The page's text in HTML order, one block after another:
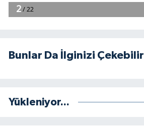
Bunlar Da İlginizi Çekebilir
Yükleniyor...